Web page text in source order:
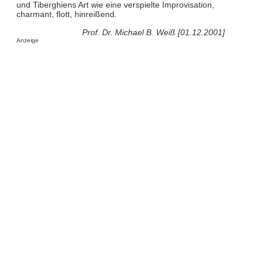
und Tiberghiens Art wie eine verspielte Improvisation,
charmant, flott, hinreißend.
Prof. Dr. Michael B. Weiß [01.12.2001]
Anzeige